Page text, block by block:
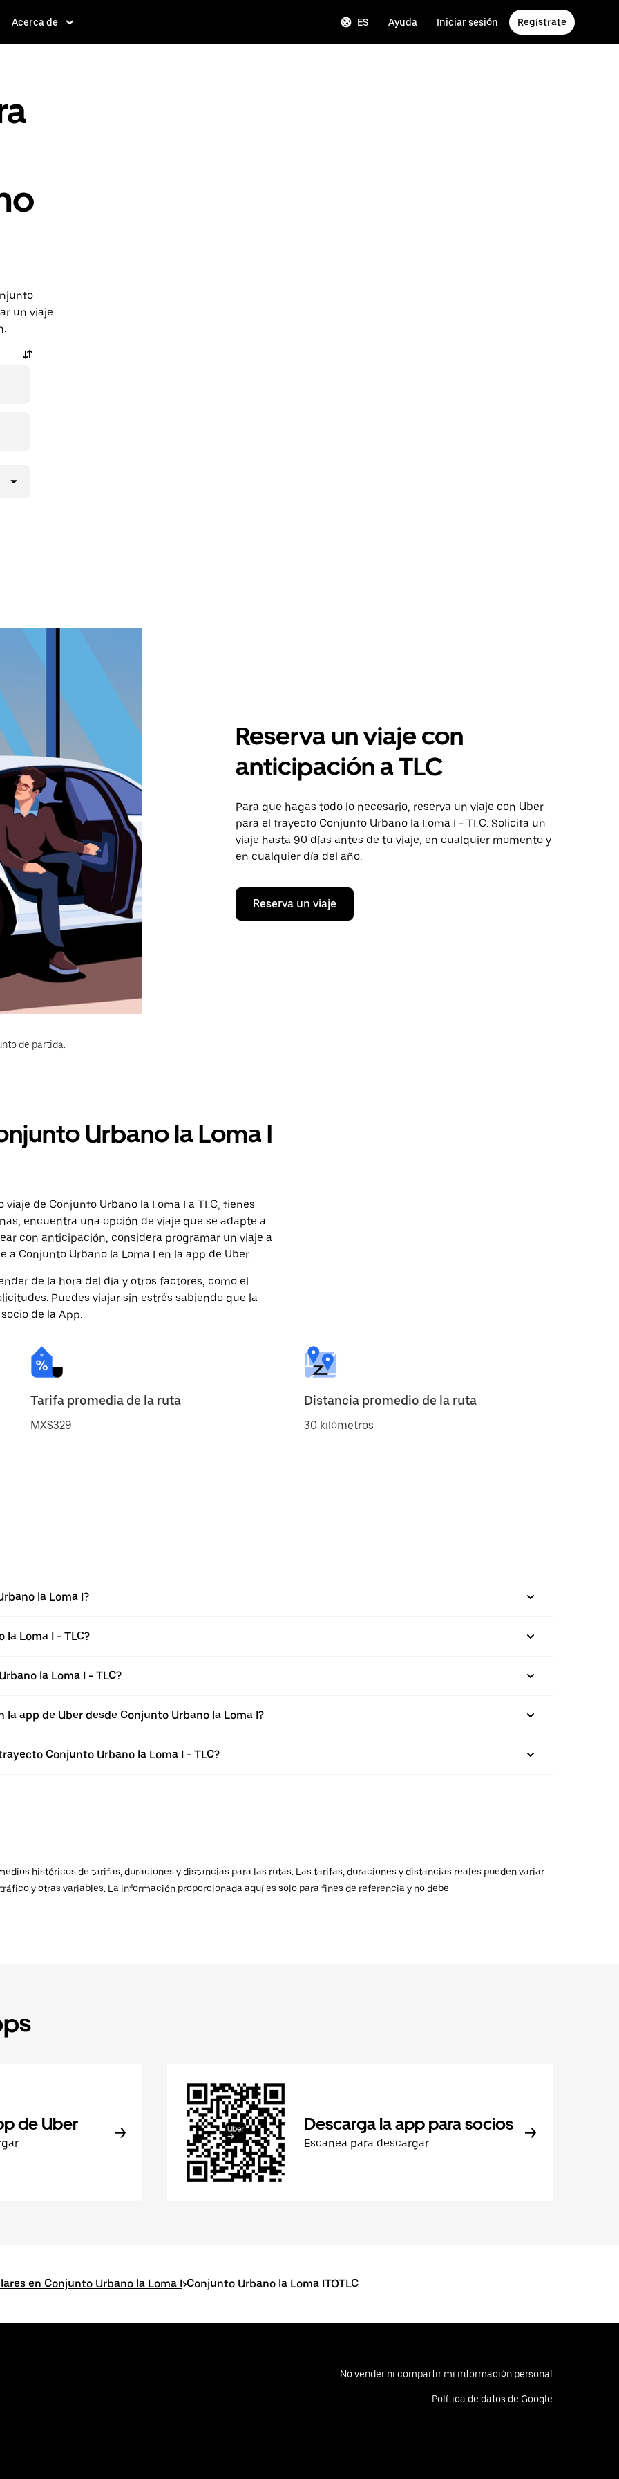
Acerca de ES Ayuda Iniciar sesión Regístrate
un viaje
Reserva un viaje con
anticipación a TLC
Para que hagas todo lo necesario, reserva un viaje con Uber
para el trayecto Conjunto Urbano la Loma I - TLC. Solicita un
viaje hasta 90 días antes de tu viaje, en cualquier momento y
en cualquier día del año.
Reserva un viaje
de partida.
Urbano la Loma I
de Conjunto Urbano la Loma I a TLC, tienes
encuentra una opción de viaje que se adapte a
con anticipación, considera programar un viaje a
Conjunto Urbano la Loma I en la app de Uber.
de la hora del día y otros factores, como el
Puedes viajar sin estrés sabiendo que la
de la App.
Tarifa promedia de la ruta
MX$329
Distancia promedio de la ruta
30 kilómetros
la Loma I?
Loma I - TLC?
la Loma I - TLC?
app de Uber desde Conjunto Urbano la Loma I?
Conjunto Urbano la Loma I - TLC?
históricos de tarifas, duraciones y distancias para las rutas. Las tarifas, duraciones y distancias reales pueden variar
y otras variables. La información proporcionada aquí es solo para fines de referencia y no debe
de Uber Descarga la app para socios
Escanea para descargar
en Conjunto Urbano la Loma I>Conjunto Urbano la Loma ITOTLC
No vender ni compartir mi información personal
Política de datos de Google